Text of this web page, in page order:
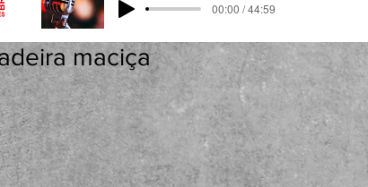
00:00 / 44:59
maciça